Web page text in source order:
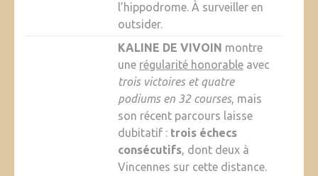
l’hippodrome. À surveiller en
outsider.
KALINE DE VIVOIN montre
une régularité honorableavec
trois victoires et quatre
podiums en 32 courses, mais
son récent parcours laisse
dubitatif : trois échecs
consécutifs, dont deux à
Vincennes sur cette distance.